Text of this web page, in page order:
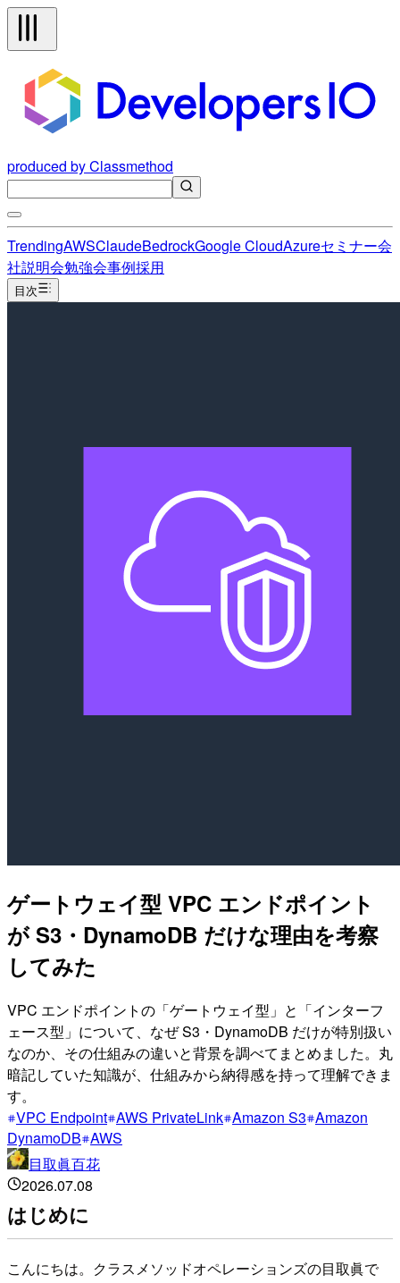
produced by Classmethod
TrendingAWSClaudeBedrockGoogle CloudAzureセミナー会
社説明会勉強会事例採用
目次
ゲートウェイ型 VPC エンドポイント
が S3・DynamoDB だけな理由を考察
してみた
VPC エンドポイントの「ゲートウェイ型」と「インターフ
ェース型」について、なぜ S3・DynamoDB だけが特別扱い
なのか、その仕組みの違いと背景を調べてまとめました。丸
暗記していた知識が、仕組みから納得感を持って理解できま
す。
VPC Endpoint AWS PrivateLink Amazon S3 Amazon
DynamoDB AWS
目取眞百花
2026.07.08
はじめに
こんにちは。クラスメソッドオペレーションズの目取眞で